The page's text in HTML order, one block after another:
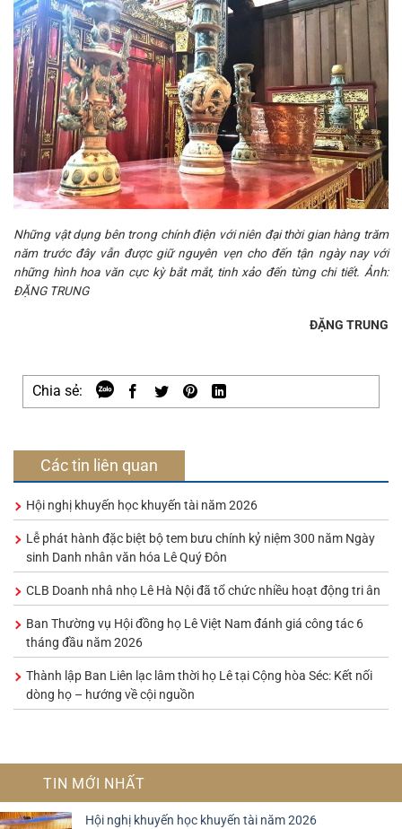
Những vật dụng bên trong chính điện với niên đại thời gian hàng trăm
năm trước đây vẫn được giữ nguyên vẹn cho đến tận ngày nay với
những hình hoa văn cực kỳ bắt mắt, tinh xảo đến từng chi tiết. Ảnh:
ĐẶNG TRUNG
ĐẶNG TRUNG
Chia sẻ:
Các tin liên quan
Hội nghị khuyến học khuyến tài năm 2026
Lễ phát hành đặc biệt bộ tem bưu chính kỷ niệm 300 năm Ngày
sinh Danh nhân văn hóa Lê Quý Đôn
CLB Doanh nhâ nhọ Lê Hà Nội đã tổ chức nhiều hoạt động tri ân
Ban Thường vụ Hội đồng họ Lê Việt Nam đánh giá công tác 6
tháng đầu năm 2026
Thành lập Ban Liên lạc lâm thời họ Lê tại Cộng hòa Séc: Kết nối
dòng họ – hướng về cội nguồn
TIN MỚI NHẤT
Hội nghị khuyến học khuyến tài năm 2026